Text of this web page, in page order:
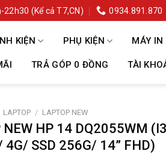
22h30 (Kể cả T7,CN) 0934.891.870
KIỆN PHỤ KIỆN MÁY IN
TRẢ GÓP 0 ĐỒNG TÀI
LAPTOP / LAPTOP NEW
NEW HP 14 DQ2055WM (I3
4G/ SSD 256G/ 14” FHD)